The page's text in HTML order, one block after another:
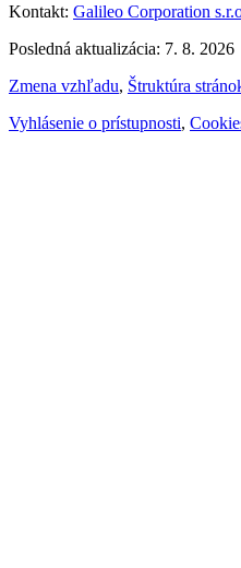
Kontakt: Galileo Corporation
Posledná aktualizácia: 7. 8. 2026
Zmena vzhľadu, Štruktúra
Vyhlásenie o prístupnosti,